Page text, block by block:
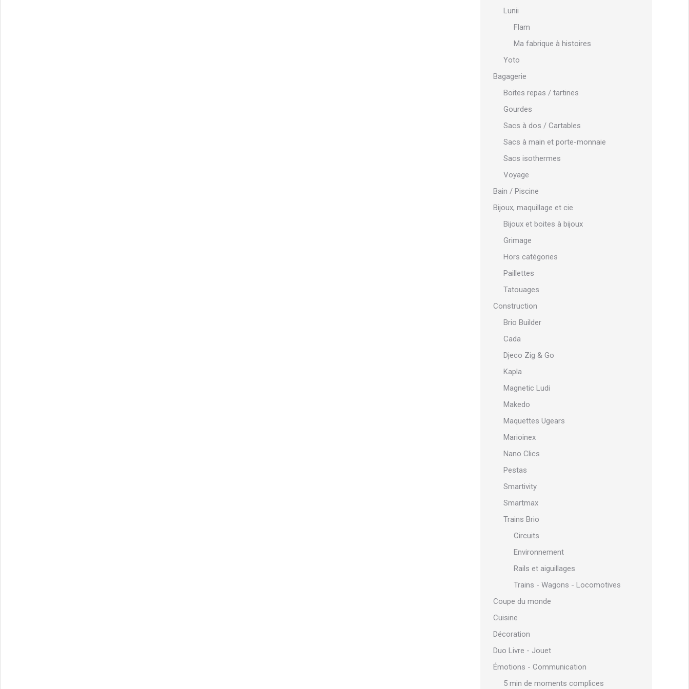
Lunii
Flam
Ma fabrique à histoires
Yoto
Bagagerie
Boites repas / tartines
Gourdes
Sacs à dos / Cartables
Sacs à main et porte-monnaie
Sacs isothermes
Voyage
Bain / Piscine
Bijoux, maquillage et cie
Bijoux et boites à bijoux
Grimage
Hors catégories
Paillettes
Tatouages
Construction
Brio Builder
Cada
Djeco Zig & Go
Kapla
Magnetic Ludi
Makedo
Maquettes Ugears
Marioinex
Nano Clics
Pestas
Smartivity
Smartmax
Trains Brio
Circuits
Environnement
Rails et aiguillages
Trains - Wagons - Locomotives
Coupe du monde
Cuisine
Décoration
Duo Livre - Jouet
Émotions - Communication
5 min de moments complices